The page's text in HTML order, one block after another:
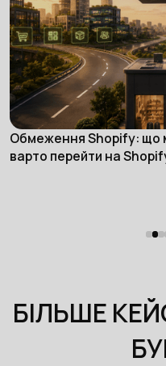
eCommerce
Обмеження Shopify: що
варто перейти на
БІЛЬШЕ